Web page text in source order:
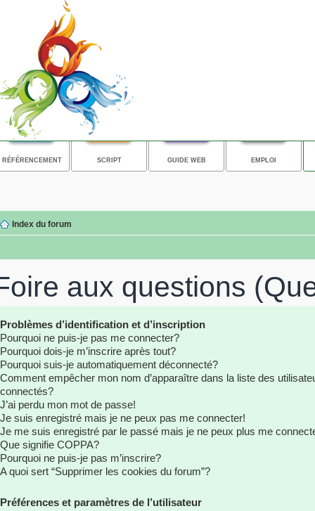
RÉFÉRENCEMENT SCRIPT GUIDE WEB EMPLOI
Index du forum
aux questions
Problèmes d’identification et d’inscription
Pourquoi ne puis-je pas me connecter?
Pourquoi dois-je m’inscrire après tout?
Pourquoi suis-je automatiquement déconnecté?
Comment empêcher mon nom d’apparaître dans la liste des
connectés?
J’ai perdu mon mot de passe!
Je suis enregistré mais je ne peux pas me connecter!
Je me suis enregistré par le passé mais je ne peux plus me
Que signifie COPPA?
Pourquoi ne puis-je pas m’inscrire?
A quoi sert “Supprimer les cookies du forum”?
Préférences et paramètres de l’utilisateur